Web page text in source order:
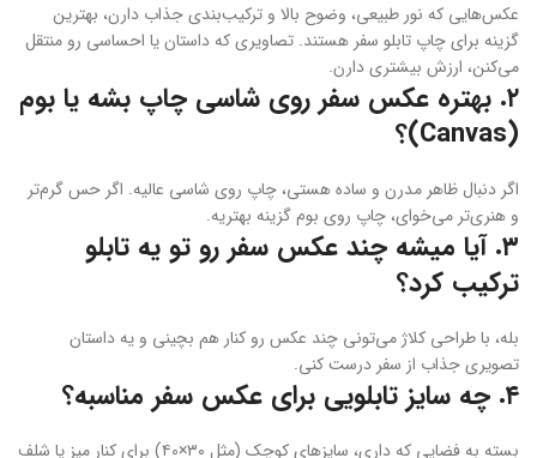
عکس‌هایی که نور طبیعی، وضوح بالا و ترکیب‌بندی جذاب دارن، بهترین
گزینه برای چاپ تابلو سفر هستند. تصاویری که داستان یا احساسی رو منتقل
می‌کنن، ارزش بیشتری دارن.
۲. بهتره عکس سفر روی شاسی چاپ بشه یا بوم
(Canvas)؟
اگر دنبال ظاهر مدرن و ساده هستی، چاپ روی شاسی عالیه. اگر حس گرم‌تر
و هنری‌تر می‌خوای، چاپ روی بوم گزینه بهتریه.
۳. آیا میشه چند عکس سفر رو تو یه تابلو
ترکیب کرد؟
بله، با طراحی کلاژ می‌تونی چند عکس رو کنار هم بچینی و یه داستان
تصویری جذاب از سفر درست کنی.
۴. چه سایز تابلویی برای عکس سفر مناسبه؟
بسته به فضایی که داری، سایزهای کوچک (مثل ۳۰×۴۰) برای کنار میز یا شلف